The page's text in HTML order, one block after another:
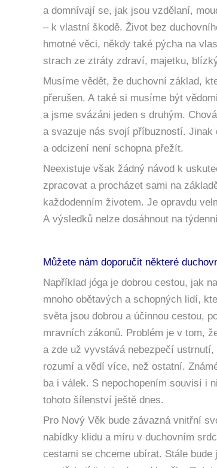
a domnívají se, jak jsou vzdělaní,
– k vlastní škodě. Život bez
hmotné věci, někdy také pýcha na
strach ze ztráty zdraví, majetku,
Musíme vědět, že duchovní základ,
přerušen. A také si musíme být
a jsme svázáni jeden s druhým.
a svazuje nás svojí příbuzností. Jinak
a odcizení není schopna přežít.
Neexistuje však žádný návod k
zpracovat a procházet sami na
každodenním životem. Je opravdu
A výsledků nelze dosáhnout na
Můžete nám doporučit některé
Například jóga je dobrou cestou, jak
mnoho obětavých a schopných lidí,
světa jsou dobrou a účinnou cestou,
mravních zákonů. Problém je v tom,
a zde už vyvstává nebezpečí
rozumí a vědí více, než ostatní.
ba i válek. S nepochopením souvisí i
tohoto šílenství ještě dnes.
Pro Nový Věk bude závazná vnitřní
nabídky klidu a míru v duchovním
cestami se chceme ubírat. Stále